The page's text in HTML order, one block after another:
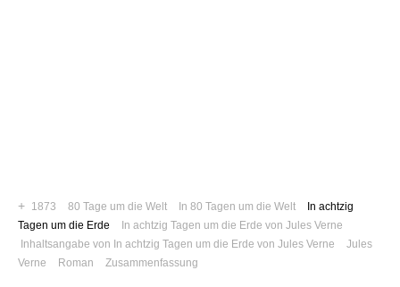
News
Foren
Suchen
+ 1873 80 Tage um die Welt In 80 Tagen um die Welt
In achtzig
Tagen um die Erde
In achtzig Tagen um die Erde von Jules Verne
Inhaltsangabe von In achtzig Tagen um die Erde von Jules Verne
Jules
Verne
Roman Zusammenfassung